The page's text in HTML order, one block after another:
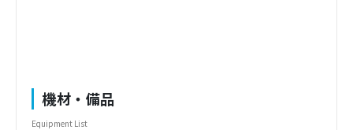
機材・備品
Equipment List